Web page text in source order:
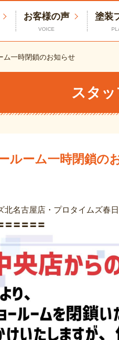
お客様の声
VOICE
塗装
ム一時閉鎖のお知らせ
スタ
ルーム一時閉鎖の
名古屋店・プロタイムズ春日